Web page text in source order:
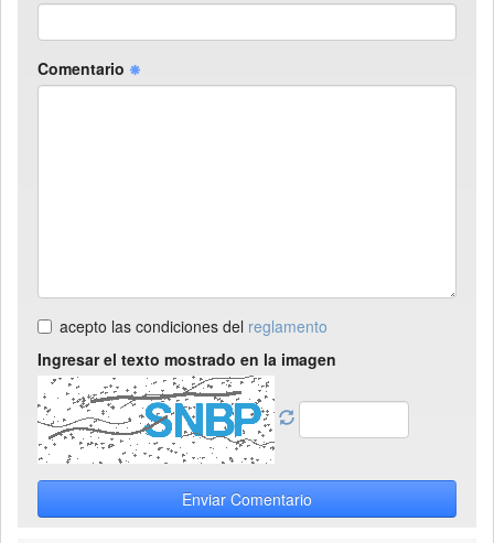
Comentario
acepto las condiciones del reglamento
Ingresar el texto mostrado en la imagen
Enviar Comentario